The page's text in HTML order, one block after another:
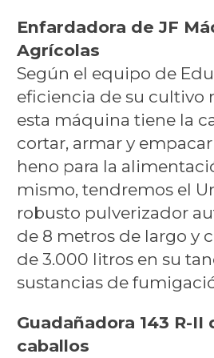
Enfardadora de JF
Agrícolas
Según el equipo de
eficiencia de su cultivo
esta máquina tiene la
cortar, armar y
heno para la
mismo, tendremos el
robusto pulverizador
de 8 metros de largo y
de 3.000 litros en su
sustancias de
Guadañadora 143 R-II
caballos